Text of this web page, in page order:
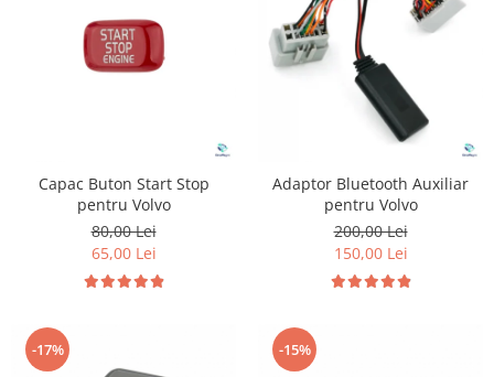
Dopuri anulare clapete admisie
Garnituri galerie admisie BMW
95%
Eleron Portbagaj
Capac Buton Start Stop
pentru Volvo
80,00 Lei
65,00 Lei
Adaptor Bluetooth Auxiliar
pentru Volvo
200,00 Lei
150,00 Lei
-17% -15%